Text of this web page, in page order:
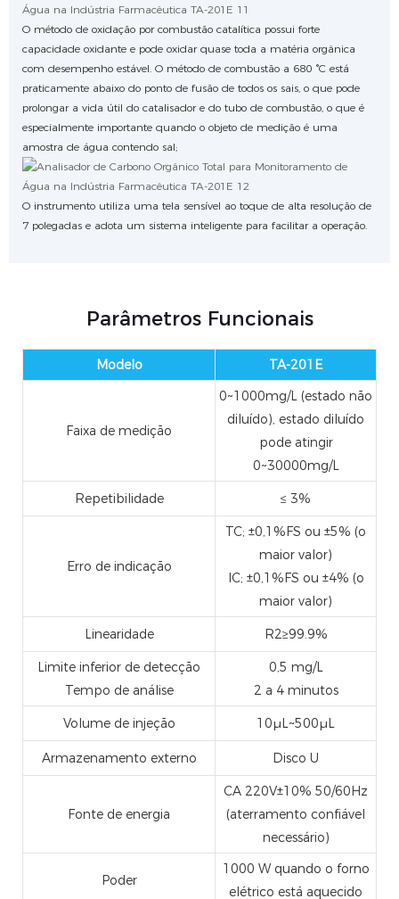
O método de oxidação por combustão catalítica possui forte
capacidade oxidante e pode oxidar quase toda a matéria orgânica
com desempenho estável. O método de combustão a 680 °C está
praticamente abaixo do ponto de fusão de todos os sais, o que pode
prolongar a vida útil do catalisador e do tubo de combustão, o que é
especialmente importante quando o objeto de medição é uma
amostra de água contendo sal;
O instrumento utiliza uma tela sensível ao toque de alta resolução de
7 polegadas e adota um sistema inteligente para facilitar a operação.
Parâmetros Funcionais
Modelo TA-201E
Faixa de medição
0~1000mg/L (estado não
diluído), estado diluído
pode atingir
0~30000mg/L
Repetibilidade ≤ 3%
Erro de indicação
TC; ±0,1%FS ou ±5% (o
maior valor)
IC; ±0,1%FS ou ±4% (o
maior valor)
Linearidade R2≥99.9%
Limite inferior de detecção
Tempo de análise
0,5 mg/L
2 a 4 minutos
Volume de injeção 10μL~500μL
Armazenamento externo Disco U
Fonte de energia
CA 220V±10% 50/60Hz
(aterramento confiável
necessário)
Poder
1000 W quando o forno
elétrico está aquecido